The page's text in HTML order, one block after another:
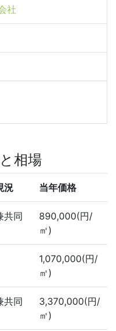
社
相場
況 当年価格
共同
890,000(円/
㎡)
1,070,000(円/
㎡)
共同
3,370,000(円/
㎡)